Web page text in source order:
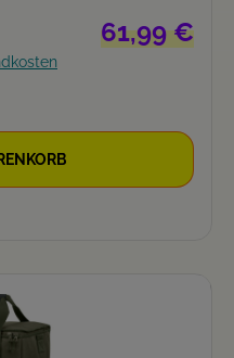
Regulärer
61,99 €